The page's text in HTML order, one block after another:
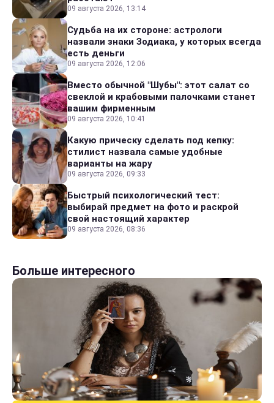
09 августа 2026, 13:14
Судьба на их стороне: астрологи
назвали знаки Зодиака, у которых всегда
есть деньги
09 августа 2026, 12:06
Вместо обычной "Шубы": этот салат со
свеклой и крабовыми палочками станет
вашим фирменным
09 августа 2026, 10:41
Какую прическу сделать под кепку:
стилист назвала самые удобные
варианты на жару
09 августа 2026, 09:33
Быстрый психологический тест:
выбирай предмет на фото и раскрой
свой настоящий характер
09 августа 2026, 08:36
Больше интересного